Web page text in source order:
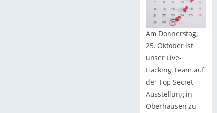
Am Donnerstag,
25. Oktober ist
unser Live-
Hacking-Team auf
der Top Secret
Ausstellung in
Oberhausen zu